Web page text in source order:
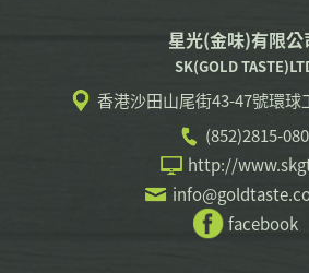
星光(金味)有限公
SK(GOLD
香港沙田山尾街43-47號環球
(852)2815-
http://
facebook